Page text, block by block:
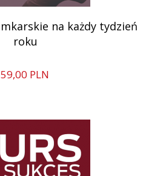
na każdy tydzień
roku
59,00 PLN